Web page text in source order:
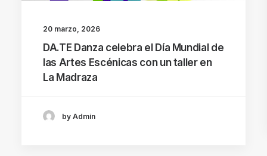
20 marzo, 2026
DA.TE Danza celebra el Día Mundial de
las Artes Escénicas con un taller en
La Madraza
by Admin